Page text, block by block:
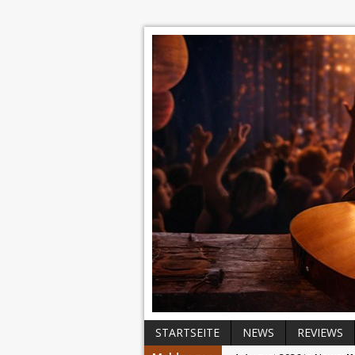
STARTSEITE NEWS REVIEWS